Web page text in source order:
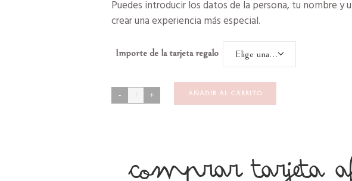
Puedes introducir los datos de la persona, tu nombre y
crear una experiencia más especial.
Importe de la tarjeta regalo Elige una opción
Comprar
Coruña
AÑADIR AL CARRITO